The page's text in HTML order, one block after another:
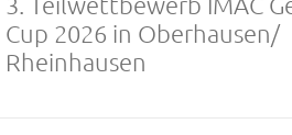
Cup 2026 in Oberhausen/
Rheinhausen